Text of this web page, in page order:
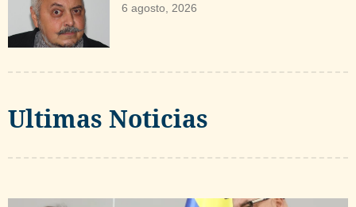
6 agosto, 2026
Ultimas Noticias